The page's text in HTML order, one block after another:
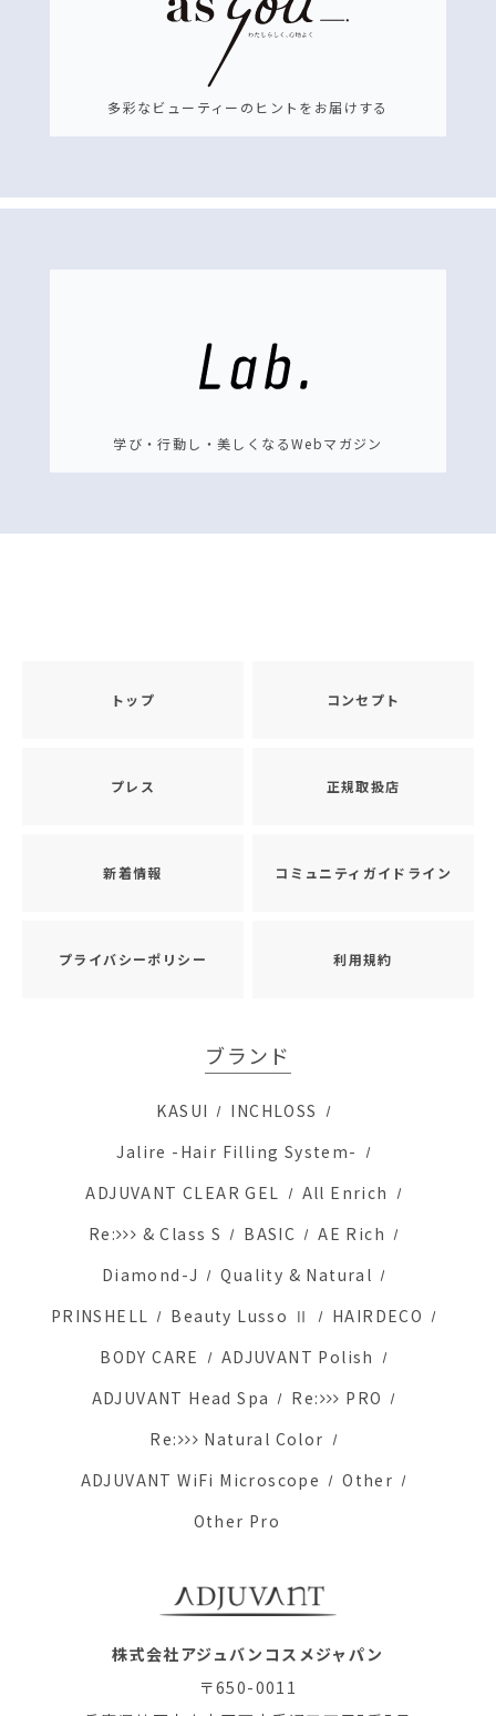
多彩なビューティーのヒントをお届けする
学び・行動し・美しくなるWebマガジン
株式会社アジュバンコスメジャパン
〒650-0011
トップ コンセプト
プレス 正規取扱店
新着情報 コミュニティガイドライン
プライバシーポリシー 利用規約
ブランド
KASUI
INCHLOSS
Jalire -Hair Filling System-
ADJUVANT CLEAR GEL
All Enrich
Re:
& Class S BASIC
AE Rich
Diamond-J
Quality & Natural
PRINSHELL
Beauty Lusso Ⅱ
HAIRDECO
BODY CARE
ADJUVANT Polish
ADJUVANT Head Spa
Re:
PRO
Re:
Natural Color
ADJUVANT WiFi Microscope
Other
Other Pro